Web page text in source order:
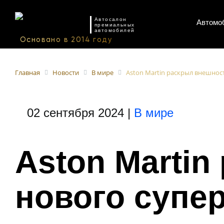
Автосалон
премиальных
автомобилей
Главная Новости В мире Aston Martin раскрыл
02 сентября 2024 | В мире
Aston Martin
нового